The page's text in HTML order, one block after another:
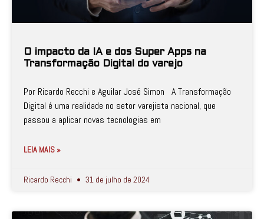
O impacto da IA e dos Super Apps na
Transformação Digital do varejo
Por Ricardo Recchi e Aguilar José Simon A Transformação
Digital é uma realidade no setor varejista nacional, que
passou a aplicar novas tecnologias em
LEIA MAIS »
Ricardo Recchi 31 de julho de 2024